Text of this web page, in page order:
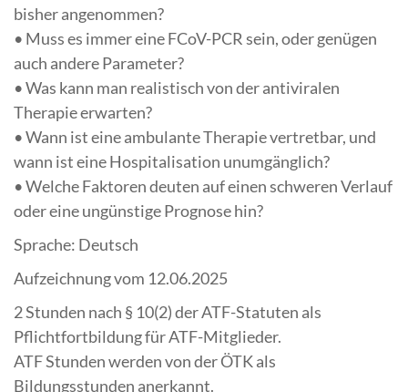
bisher angenommen?
• Muss es immer eine FCoV-PCR sein, oder genügen
auch andere Parameter?
• Was kann man realistisch von der antiviralen
Therapie erwarten?
• Wann ist eine ambulante Therapie vertretbar, und
wann ist eine Hospitalisation unumgänglich?
• Welche Faktoren deuten auf einen schweren Verlauf
oder eine ungünstige Prognose hin?
Sprache: Deutsch
Aufzeichnung vom 12.06.2025
2 Stunden nach § 10(2) der ATF-Statuten als
Pflichtfortbildung für ATF-Mitglieder.
ATF Stunden werden von der ÖTK als
Bildungsstunden anerkannt.